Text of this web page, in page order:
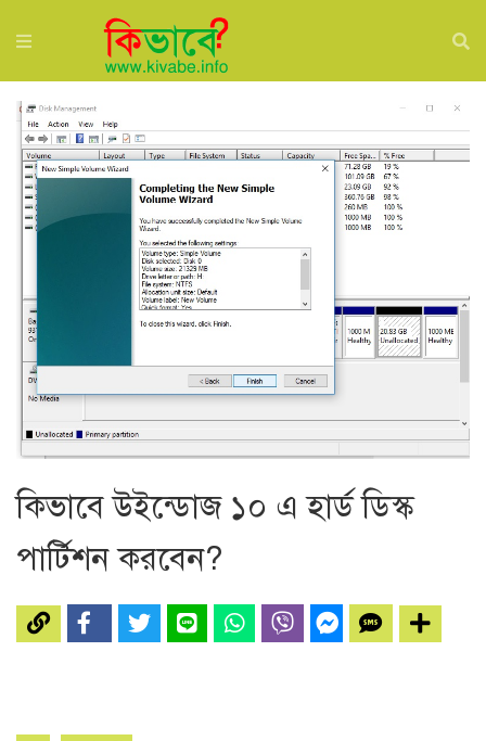
কিভাবে উইন্ডোজ ১০ এ হার্ড ডিস্ক
পার্টিশন করবেন?